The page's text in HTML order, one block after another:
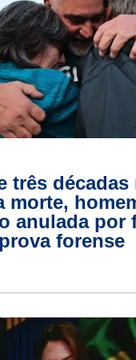
três décadas
morte,
anulada por
forense